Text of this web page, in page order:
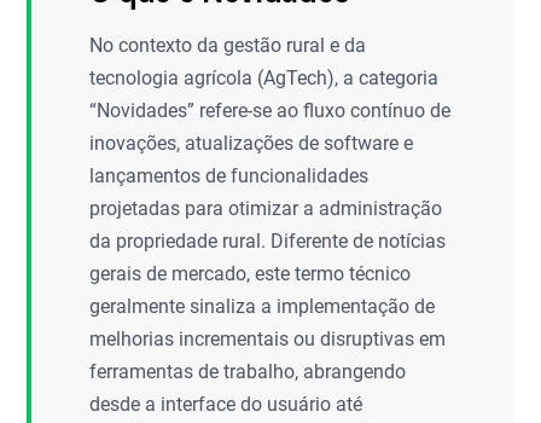
No contexto da gestão rural e da
tecnologia agrícola (AgTech), a categoria
“Novidades” refere-se ao fluxo contínuo de
inovações, atualizações de software e
lançamentos de funcionalidades
projetadas para otimizar a administração
da propriedade rural. Diferente de notícias
gerais de mercado, este termo técnico
geralmente sinaliza a implementação de
melhorias incrementais ou disruptivas em
ferramentas de trabalho, abrangendo
desde a interface do usuário até